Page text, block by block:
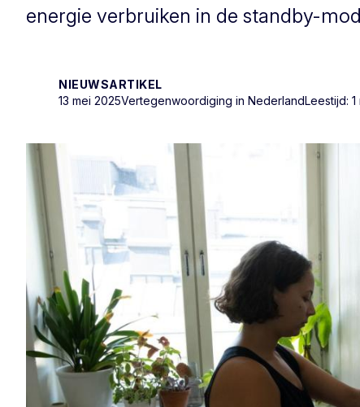
energie verbruiken in de standby-
NIEUWSARTIKEL
13 mei 2025Vertegenwoordiging in NederlandLeestijd: 1